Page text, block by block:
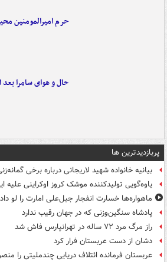
حرم امیرالمومنین
حال و هوای سامرا بعد
پربازدیدترین ها
بیانیه خانواده شهید لاریجانی درباره برخی
یاوه‌گویی تولیدکننده موشک کروز اوکراینی علیه
ماهواره‌ها خسارت انفجار جبل‌علی امارت را لو
پادشاه سنگین‌وزنی که در جهان رقیب ندارد
راز مرگ مرد ۷۲ ساله در تهرانپارس فاش شد
دشان از دست عربستان فرار کرد
عربستان فرمانده ائتلاف دریایی چندملیتی را